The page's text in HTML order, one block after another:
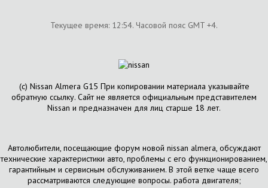
Текущее время: 12:54. Часовой пояс GMT +4.
(с) Nissan Almera G15 При копировании материала указывайте
обратную ссылку. Сайт не является официальным представителем
Nissan и предназначен для лиц старше 18 лет.
Автолюбители, посещающие форум новой nissan almera, обсуждают
технические характеристики авто, проблемы с его функционированием,
гарантийным и сервисным обслуживанием. В этой ветке чаще всего
рассматриваются следующие вопросы. работа двигателя;